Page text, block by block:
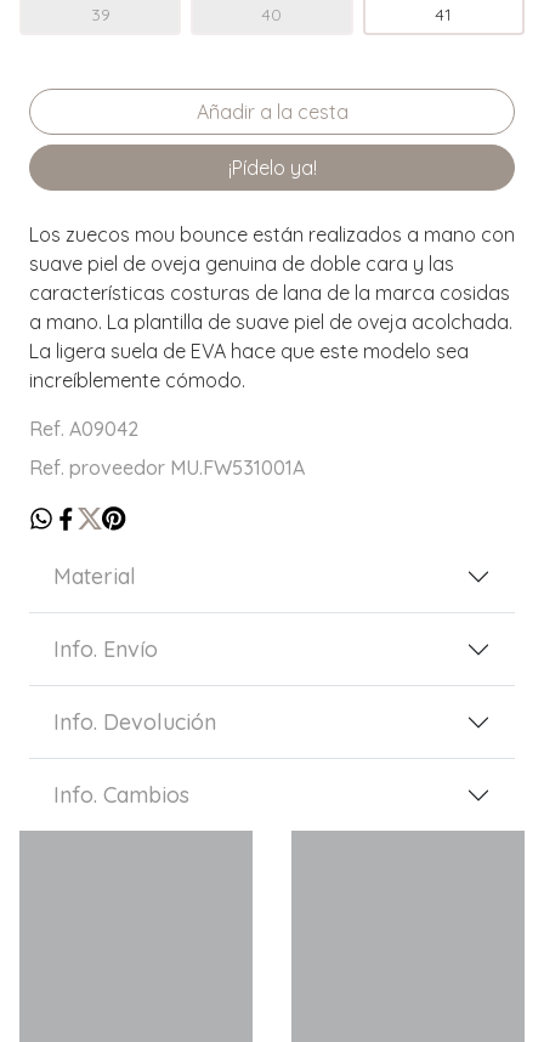
39 40 41
¡Pídelo ya!
Los zuecos mou bounce están realizados a mano con
suave piel de oveja genuina de doble cara y las
características costuras de lana de la marca cosidas
a mano. La plantilla de suave piel de oveja acolchada.
La ligera suela de EVA hace que este modelo sea
increíblemente cómodo.
Ref. A09042
Ref. proveedor MU.FW531001A
Material
Info. Envío
Info. Devolución
Info. Cambios